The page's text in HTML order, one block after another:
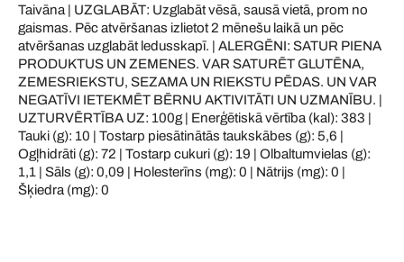
Taivāna | UZGLABĀT: Uzglabāt vēsā, sausā vietā, prom no
gaismas. Pēc atvēršanas izlietot 2 mēnešu laikā un pēc
atvēršanas uzglabāt ledusskapī. | ALERGĒNI: SATUR PIENA
PRODUKTUS UN ZEMENES. VAR SATURĒT GLUTĒNA,
ZEMESRIEKSTU, SEZAMA UN RIEKSTU PĒDAS. UN VAR
NEGATĪVI IETEKMĒT BĒRNU AKTIVITĀTI UN UZMANĪBU. |
UZTURVĒRTĪBA UZ: 100g | Enerģētiskā vērtība (kal): 383 |
Tauki (g): 10 | Tostarp piesātinātās taukskābes (g): 5,6 |
Ogļhidrāti (g): 72 | Tostarp cukuri (g): 19 | Olbaltumvielas (g):
1,1 | Sāls (g): 0,09 | Holesterīns (mg): 0 | Nātrijs (mg): 0 |
Šķiedra (mg): 0